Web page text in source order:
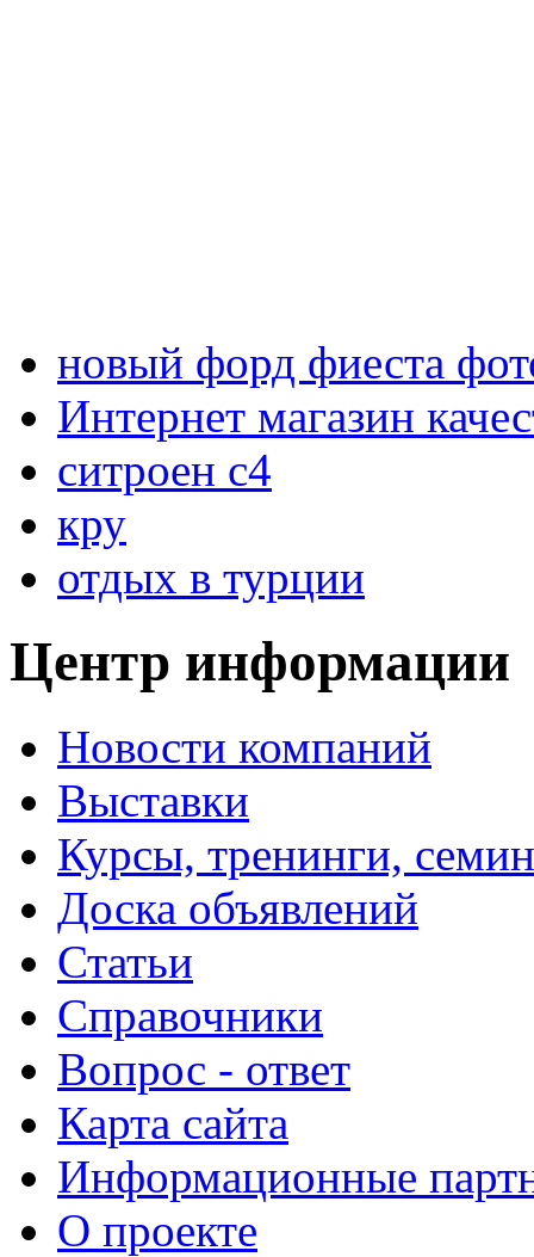
новый форд фиеста
Интернет магазин
ситроен с4
кру
отдых в турции
Центр информации
Новости компаний
Выставки
Курсы, тренинги,
Доска объявлений
Статьи
Справочники
Вопрос - ответ
Карта сайта
Информационные
О проекте